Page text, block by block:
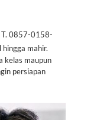
T. 0857-0158-
hingga mahir.
kelas maupun
persiapan